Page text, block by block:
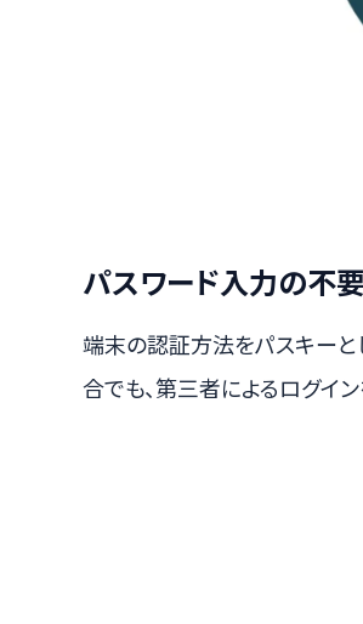
パスワード入力の不
端末の認証方法をパスキーと
合でも、第三者によるログイ